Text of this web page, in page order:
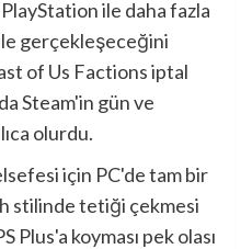
ile daha fazla
gerçekleşeceğini
of Us Factions iptal
Steam'in gün ve
olurdu.
için PC'de tam bir
stilinde tetiği çekmesi
Plus'a koyması pek olası